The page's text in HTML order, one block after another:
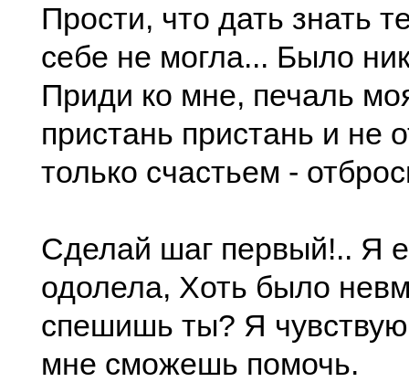
Прости, что дать знать
себе не могла... Было
Приди ко мне, печаль
пристань пристань и не
только счастьем -
Сделай шаг первый!.. Я
одолела, Хоть было
спешишь ты? Я
мне сможешь помочь.